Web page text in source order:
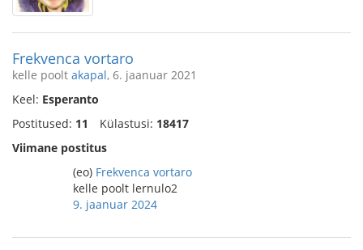
Frekvenca vortaro
kelle poolt akapal, 6. jaanuar 2021
Keel: Esperanto
Postitused: 11 Külastusi: 18417
Viimane postitus
(eo) Frekvenca vortaro
kelle poolt lernulo2
9. jaanuar 2024